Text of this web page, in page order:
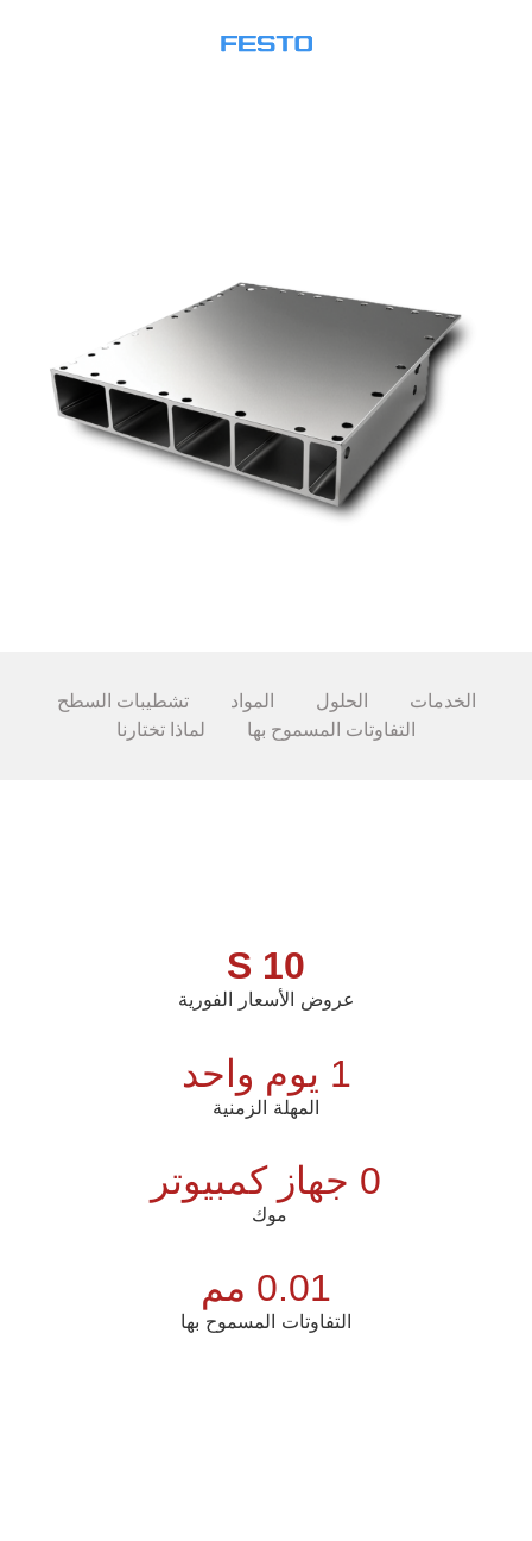
الخدمات الحلول المواد
تشطيبات السطح
التفاوتات المسموح بها
لماذا تختارنا
10 S
عروض الأسعار الفورية
1 يوم واحد
المهلة الزمنية
0 جهاز كمبيوتر
موك
0.01 مم
التفاوتات المسموح بها